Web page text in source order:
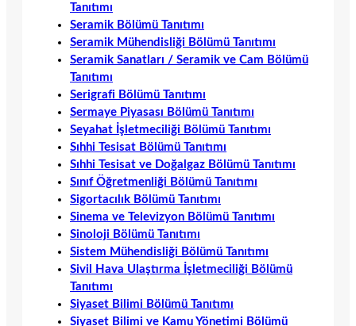
Tanıtımı
Seramik Bölümü Tanıtımı
Seramik Mühendisliği Bölümü Tanıtımı
Seramik Sanatları / Seramik ve Cam Bölümü
Tanıtımı
Serigrafi Bölümü Tanıtımı
Sermaye Piyasası Bölümü Tanıtımı
Seyahat İşletmeciliği Bölümü Tanıtımı
Sıhhi Tesisat Bölümü Tanıtımı
Sıhhi Tesisat ve Doğalgaz Bölümü Tanıtımı
Sınıf Öğretmenliği Bölümü Tanıtımı
Sigortacılık Bölümü Tanıtımı
Sinema ve Televizyon Bölümü Tanıtımı
Sinoloji Bölümü Tanıtımı
Sistem Mühendisliği Bölümü Tanıtımı
Sivil Hava Ulaştırma İşletmeciliği Bölümü
Tanıtımı
Siyaset Bilimi Bölümü Tanıtımı
Siyaset Bilimi ve Kamu Yönetimi Bölümü